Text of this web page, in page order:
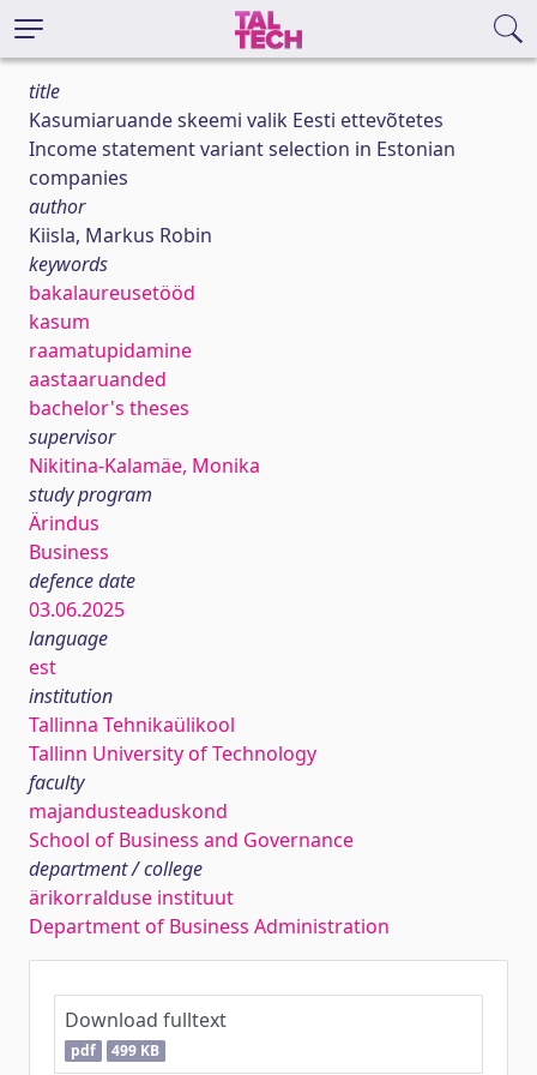
title
Kasumiaruande skeemi valik Eesti ettevõtetes
Income statement variant selection in Estonian
companies
author
Kiisla, Markus Robin
keywords
bakalaureusetööd
kasum
raamatupidamine
aastaaruanded
bachelor's theses
supervisor
Nikitina-Kalamäe, Monika
study program
Ärindus
Business
defence date
03.06.2025
language
est
institution
Tallinna Tehnikaülikool
Tallinn University of Technology
faculty
majandusteaduskond
School of Business and Governance
department / college
ärikorralduse instituut
Department of Business Administration
Download fulltext
pdf 499 KB